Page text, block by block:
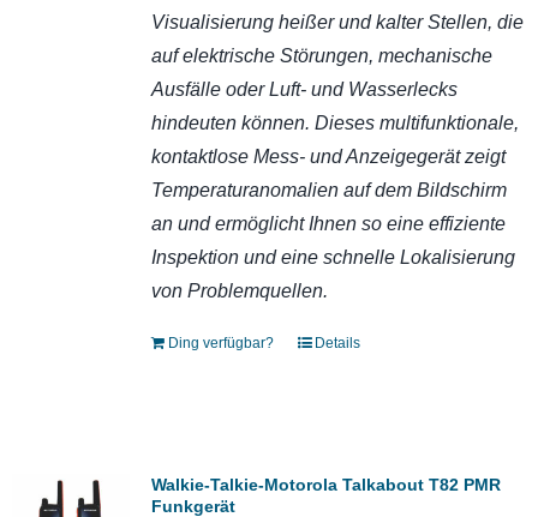
Visualisierung heißer und kalter Stellen, die
auf elektrische Störungen, mechanische
Ausfälle oder Luft- und Wasserlecks
hindeuten können. Dieses multifunktionale,
kontaktlose Mess- und Anzeigegerät zeigt
Temperaturanomalien auf dem Bildschirm
an und ermöglicht Ihnen so eine effiziente
Inspektion und eine schnelle Lokalisierung
von Problemquellen.
Ding verfügbar? Details
Walkie-Talkie-Motorola Talkabout T82 PMR
Funkgerät